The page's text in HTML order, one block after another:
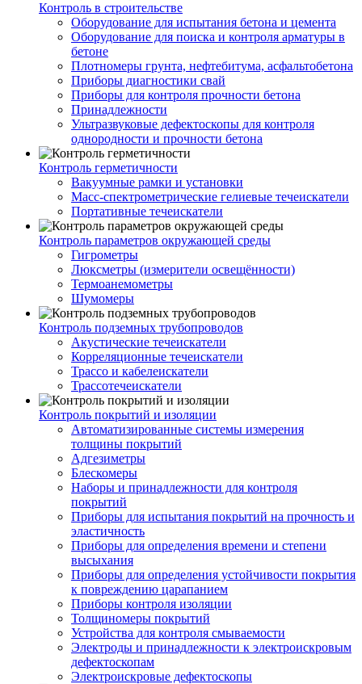
Контроль в строительстве
Оборудование для испытания бетона и цемента
Оборудование для поиска и контроля арматуры в
бетоне
Плотномеры грунта, нефтебитума, асфальтобетона
Приборы диагностики свай
Приборы для контроля прочности бетона
Принадлежности
Ультразвуковые дефектоскопы для контроля
однородности и прочности бетона
Контроль герметичности
Вакуумные рамки и установки
Масс-спектрометрические гелиевые течеискатели
Портативные течеискатели
Контроль параметров окружающей среды
Гигрометры
Люксметры (измерители освещённости)
Термоанемометры
Шумомеры
Контроль подземных трубопроводов
Акустические течеискатели
Корреляционные течеискатели
Трассо и кабелеискатели
Трассотечеискатели
Контроль покрытий и изоляции
Автоматизированные системы измерения
толщины покрытий
Адгезиметры
Блескомеры
Наборы и принадлежности для контроля
покрытий
Приборы для испытания покрытий на прочность и
эластичность
Приборы для определения времени и степени
высыхания
Приборы для определения устойчивости покрытия
к повреждению царапанием
Приборы контроля изоляции
Толщиномеры покрытий
Устройства для контроля смываемости
Электроды и принадлежности к электроискровым
дефектоскопам
Электроискровые дефектоскопы